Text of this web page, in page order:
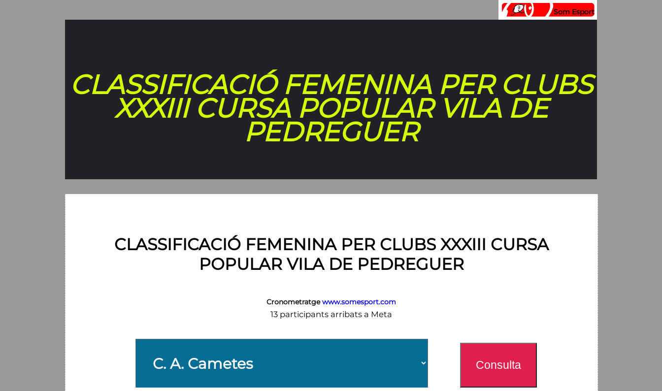
Som Esport
CLASSIFICACIÓ FEMENINA PER CLUBS
XXXIII CURSA POPULAR VILA DE
PEDREGUER
CLASSIFICACIÓ FEMENINA PER CLUBS XXXIII CURSA
POPULAR VILA DE PEDREGUER
Cronometratgewww.somesport.com
13 participants arribats a Meta